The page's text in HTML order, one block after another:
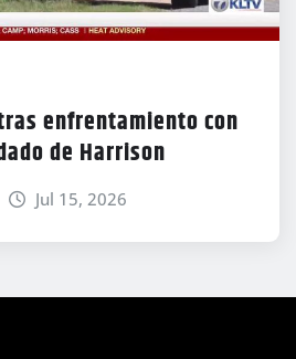
enfrentamiento con
de Harrison
Jul 15, 2026